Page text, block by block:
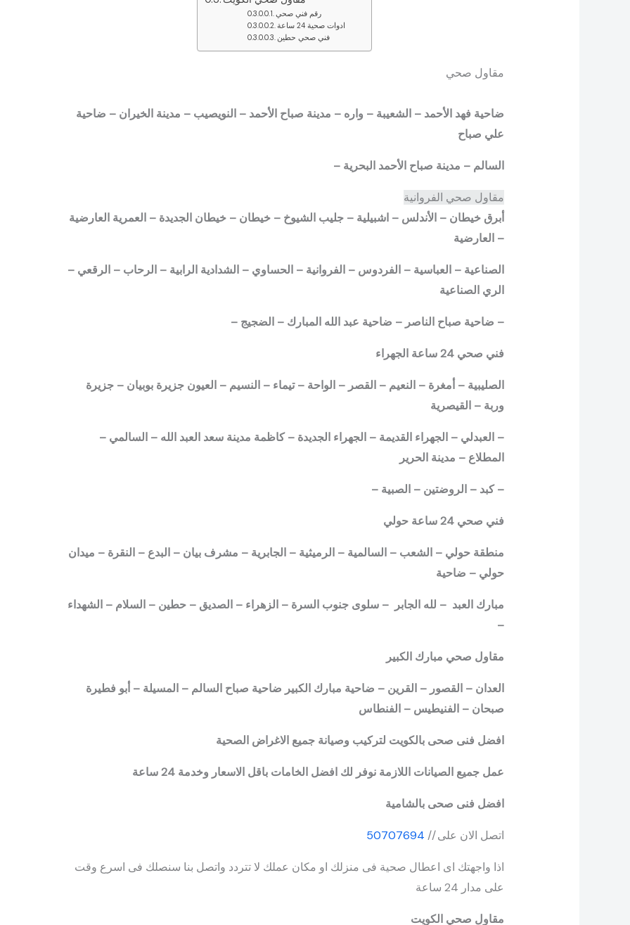
رقم فني صحي
ادوات صحية 24 ساعة
فني صحي حطين
مقاول صحي
ضاحية فهد الأحمد – الشعيبة – واره – مدينة صباح الأحمد – النويصيب – مدينة الخيران – ضاحية
علي صباح
السالم – مدينة صباح الأحمد البحرية –
مقاول صحي الفروانية
أبرق خيطان – الأندلس – اشبيلية – جليب الشيوخ – خيطان – خيطان الجديدة – العمرية العارضية
– العارضية
الصناعية – العباسية – الفردوس – الفروانية – الحساوي – الشدادية الرابية – الرحاب – الرقعي –
الري الصناعية
– ضاحية صباح الناصر – ضاحية عبد الله المبارك – الضجيج –
فني صحي 24 ساعة الجهراء
الصليبية – أمغرة – النعيم – القصر – الواحة – تيماء – النسيم – العيون جزيرة بوبيان – جزيرة
وربة – القيصرية
– العبدلي – الجهراء القديمة – الجهراء الجديدة – كاظمة مدينة سعد العبد الله – السالمي –
المطلاع – مدينة الحرير
– كبد – الروضتين – الصبية –
فني صحي 24 ساعة حولي
منطقة حولي – الشعب – السالمية – الرميثية – الجابرية – مشرف بيان – البدع – النقرة – ميدان
حولي – ضاحية
مبارك العبد – لله الجابر – سلوى جنوب السرة – الزهراء – الصديق – حطين – السلام – الشهداء
–
مقاول صحي مبارك الكبير
العدان – القصور – القرين – ضاحية مبارك الكبير ضاحية صباح السالم – المسيلة – أبو فطيرة
صبحان – الفنيطيس – الفنطاس
افضل فنى صحى بالكويت لتركيب وصيانة جميع الاغراض الصحية
عمل جميع الصيانات اللازمة نوفر لك افضل الخامات باقل الاسعار وخدمة 24 ساعة
افضل فنى صحى بالشامية
اتصل الان على // 50707694
اذا واجهتك اى اعطال صحية فى منزلك او مكان عملك لا تتردد واتصل بنا سنصلك فى اسرع وقت
على مدار 24 ساعة
مقاول صحي الكويت